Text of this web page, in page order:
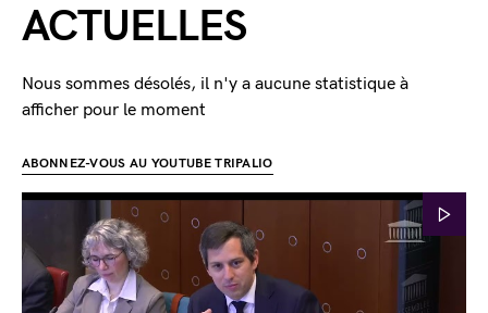
ACTUELLES
Nous sommes désolés, il n'y a aucune statistique à
afficher pour le moment
ABONNEZ-VOUS AU YOUTUBE TRIPALIO